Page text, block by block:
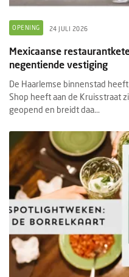
OPENING 24 JULI 2026
Mexicaanse
negentiende vestiging
De Haarlemse binnenstad
Shop heeft aan de Kruisstraat
geopend en breidt daa...